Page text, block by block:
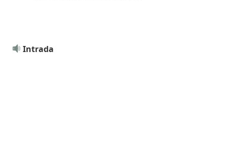
Intrada